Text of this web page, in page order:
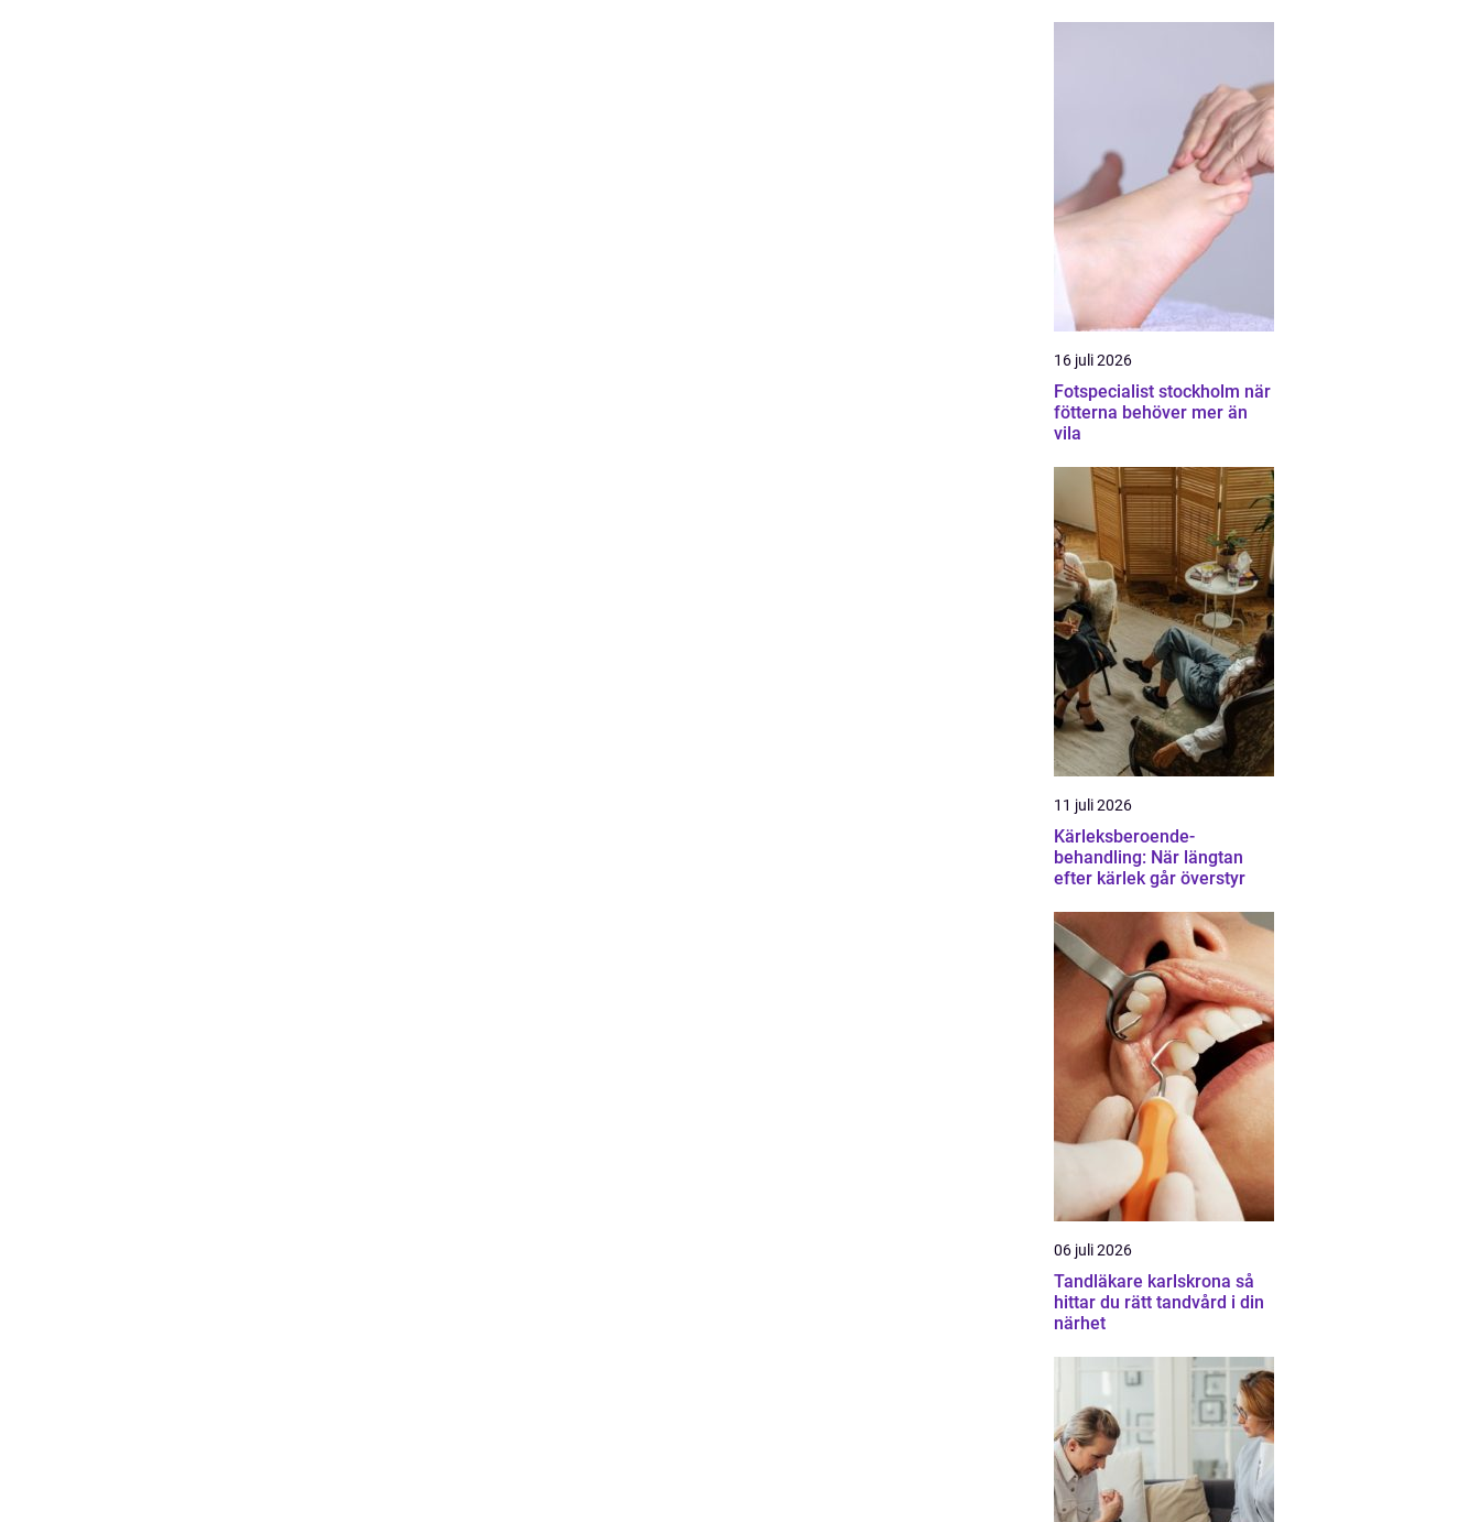
16 juli 2026
Fotspecialist stockholm när
fötterna behöver mer än
vila
11 juli 2026
Kärleksberoende-
behandling: När längtan
efter kärlek går överstyr
06 juli 2026
Tandläkare karlskrona så
hittar du rätt tandvård i din
närhet